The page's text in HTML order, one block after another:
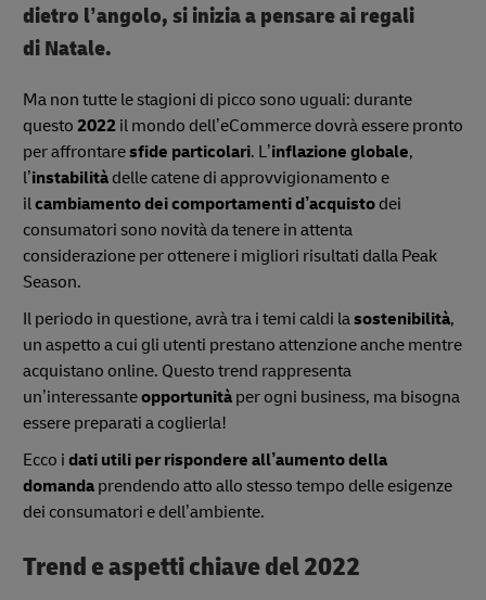
dietro l’angolo, si inizia a pensare ai regali
di Natale.
Ma non tutte le stagioni di picco sono uguali: durante
questo 2022 il mondo dell’eCommerce dovrà essere pronto
per affrontaresfide particolari. L’inflazione globale,
l’instabilità delle catene di approvvigionamento e
ilcambiamento dei comportamenti d’acquisto dei
consumatori sono novità da tenere in attenta
considerazione per ottenere i migliori risultati dalla Peak
Season.
Il periodo in questione, avrà tra i temi caldi lasostenibilità,
un aspetto a cui gli utenti prestano attenzione anche mentre
acquistano online. Questo trend rappresenta
un’interessanteopportunità per ogni business, ma bisogna
essere preparati a coglierla!
Ecco i dati utili per rispondere all’aumento della
domanda prendendo atto allo stesso tempo delle esigenze
dei consumatori e dell’ambiente.
Trend e aspetti chiave del 2022